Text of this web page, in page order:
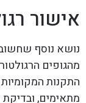
אישור
נושא נוסף
מהגופים
התקנות המקומיות
מתאימים,